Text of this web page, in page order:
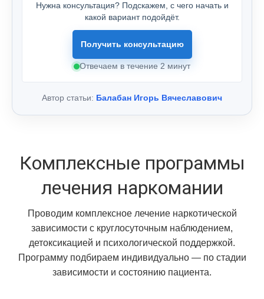
Нужна консультация? Подскажем, с чего начать и
какой вариант подойдёт.
Получить консультацию
Отвечаем в течение 2 минут
Автор статьи: Балабан Игорь Вячеславович
Комплексные программы
лечения наркомании
Проводим комплексное лечение наркотической
зависимости с круглосуточным наблюдением,
детоксикацией и психологической поддержкой.
Программу подбираем индивидуально — по стадии
зависимости и состоянию пациента.